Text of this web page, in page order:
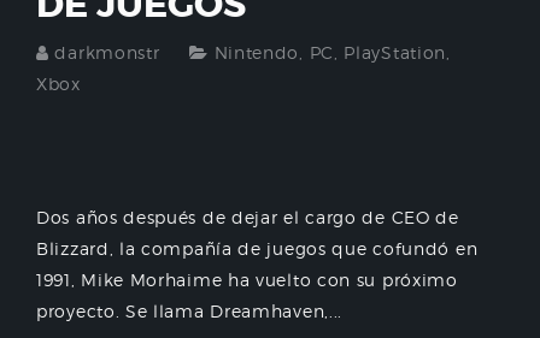
darkmonstr Nintendo PC PlayStation
Xbox
Dos años después de dejar el cargo de CEO de
Blizzard, la compañía de juegos que cofundó en
1991, Mike Morhaime ha vuelto con su próximo
proyecto. Se llama Dreamhaven,...